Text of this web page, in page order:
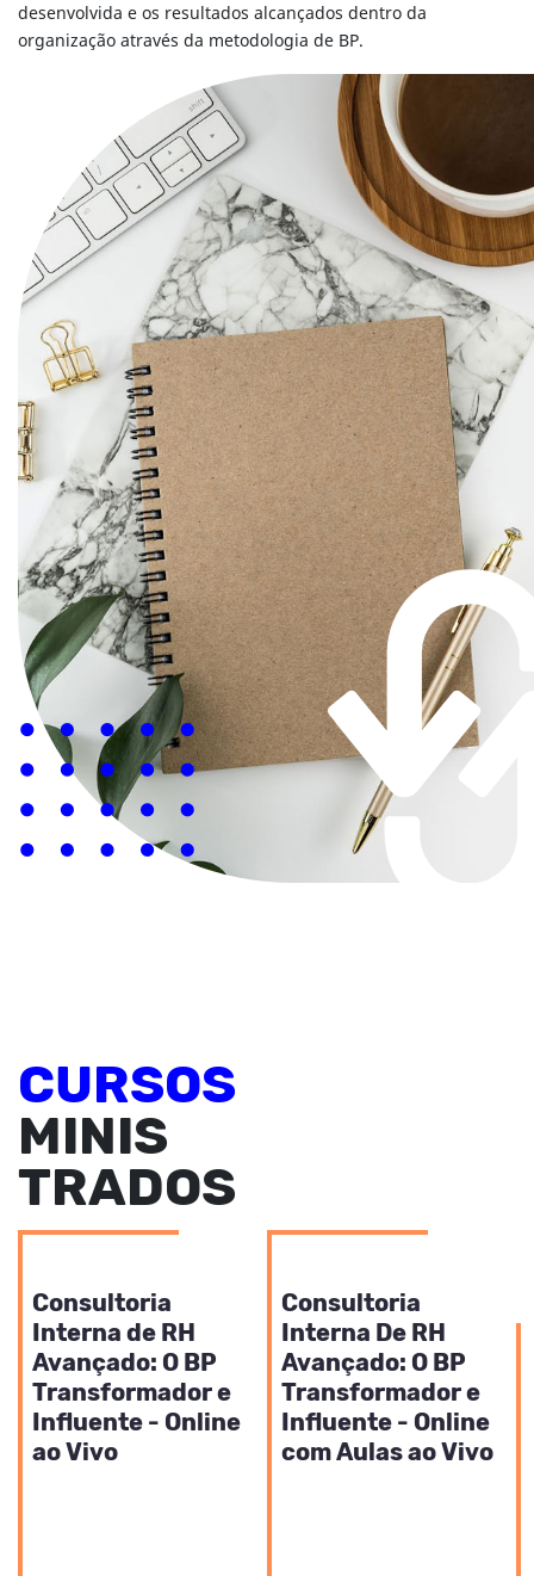
desenvolvida e os resultados alcançados dentro da
organização através da metodologia de BP.
CURSOS
MINIS
TRADOS
Consultoria
Interna de RH
Avançado: O BP
Transformador e
Influente - Online
ao Vivo
Consultoria
Interna De RH
Avançado: O BP
Transformador e
Influente - Online
com Aulas ao Vivo